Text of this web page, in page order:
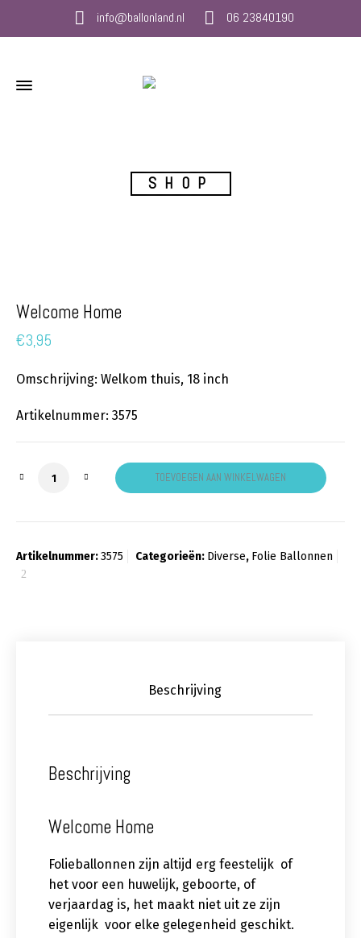
info@ballonland.nl 06 23840190
SHOP
Welcome Home
€3,95
Omschrijving: Welkom thuis, 18 inch
Artikelnummer: 3575
Welcome Home aantalTOEVOEGEN AAN WINKELWAGEN
Artikelnummer:3575 Categorieën: Diverse, Folie Ballonnen
Beschrijving
Beschrijving
Welcome Home
Folieballonnen zijn altijd erg feestelijk of
het voor een huwelijk, geboorte, of
verjaardag is, het maakt niet uit ze zijn
eigenlijk voor elke gelegenheid geschikt.